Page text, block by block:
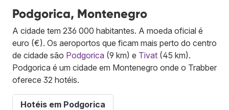
Podgorica, Montenegro
A cidade tem 236 000 habitantes. A moeda oficial é
euro (€). Os aeroportos que ficam mais perto do centro
de cidade são Podgorica (9 km) e Tivat (45 km).
Podgorica é um cidade em Montenegro onde o Trabber
oferece 32 hotéis.
Hotéis em Podgorica